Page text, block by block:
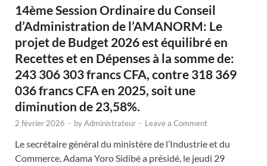
14ème Session Ordinaire du Conseil
d’Administration de l’AMANORM: Le
projet de Budget 2026 est équilibré en
Recettes et en Dépenses à la somme de:
243 306 303 francs CFA, contre 318 369
036 francs CFA en 2025, soit une
diminution de 23,58%.
2 février 2026 - byAdministrateur - Leave a Comment
Le secrétaire général du ministère de l’Industrie et du
Commerce, Adama Yoro Sidibé a présidé, le jeudi 29